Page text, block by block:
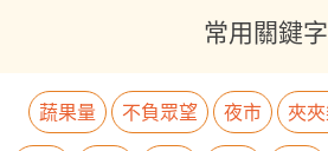
常用關鍵字
蔬果量 不負眾望 夜市 夾